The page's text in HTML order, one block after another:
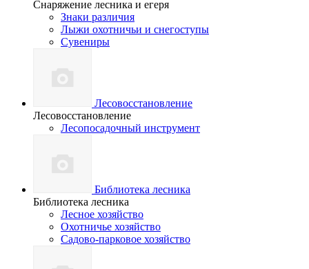
Снаряжение лесника и егеря
Знаки различия
Лыжи охотничьи и снегоступы
Сувениры
Лесовосстановление
Лесовосстановление
Лесопосадочный инструмент
Библиотека лесника
Библиотека лесника
Лесное хозяйство
Охотничье хозяйство
Садово-парковое хозяйство